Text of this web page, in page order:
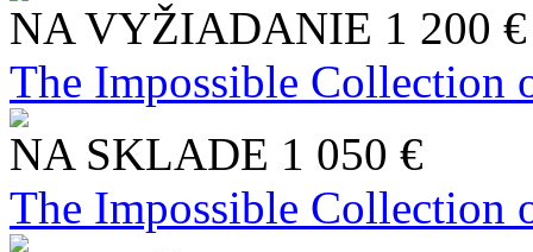
NA VYŽIADANIE 1 200 €
The Impossible Collection
NA SKLADE 1 050 €
The Impossible Collection